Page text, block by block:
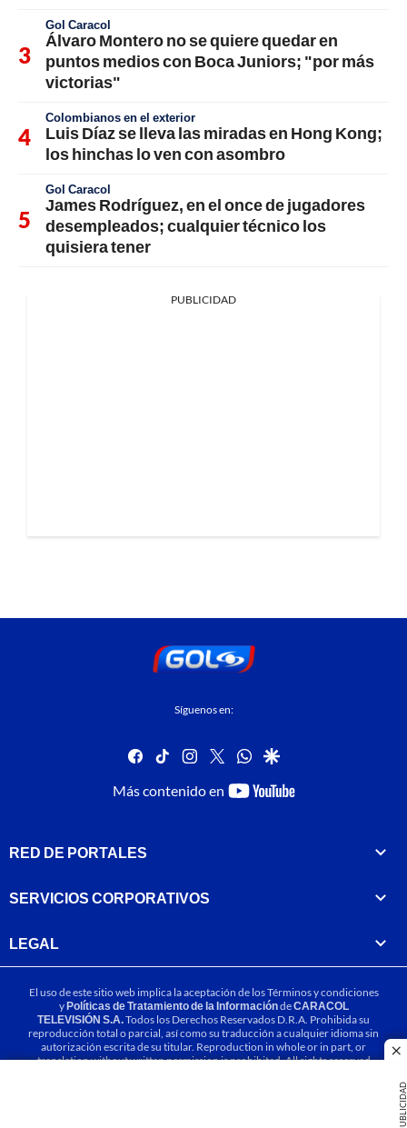
PUBLICIDAD
Gol Caracol
Álvaro Montero no se quiere quedar en
puntos medios con Boca Juniors; "por más
victorias"
Colombianos en el exterior
Luis Díaz se lleva las miradas en Hong Kong;
los hinchas lo ven con asombro
Gol Caracol
James Rodríguez, en el once de jugadores
desempleados; cualquier técnico los
quisiera tener
PUBLICIDAD
Síguenos en:
facebook
tiktok instagram
twitterwhatsapp
google
Más contenido en
youtube-
RED DE PORTALES
SERVICIOS CORPORATIVOS
LEGAL
El uso de este sitio web implica la aceptación de losTérminos y condiciones
yPolíticas de Tratamiento de la InformacióndeCARACOL
TELEVISIÓN S.A.Todos los Derechos Reservados D.R.A. Prohibida su
reproducción total o parcial, así como su traducción a cualquier idioma sin
autorización escrita de su titular. Reproduction in whole or in part, or
translation without written permission is prohibited. All rights reserved